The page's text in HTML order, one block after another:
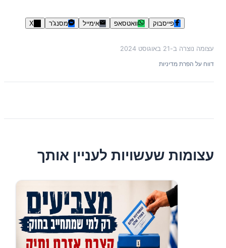
פייסבוק וואטסאפ אימייל מסנג'ר X
עצומה נוצרה ב- 21 באוגוסט 2024
דווח על הפרת מדיניות
עצומות שעשויות לעניין אותך